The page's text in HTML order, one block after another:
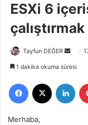
ESXi 6
çalıştırmak
Tayfun DEĞER
e
-
1 dakika okuma süresi
Merhaba,